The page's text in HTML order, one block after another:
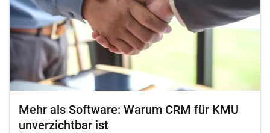
Mehr als Software: Warum CRM für KMU
unverzichtbar ist